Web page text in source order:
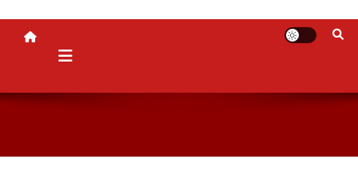
KARMABHUMI EXPRESS